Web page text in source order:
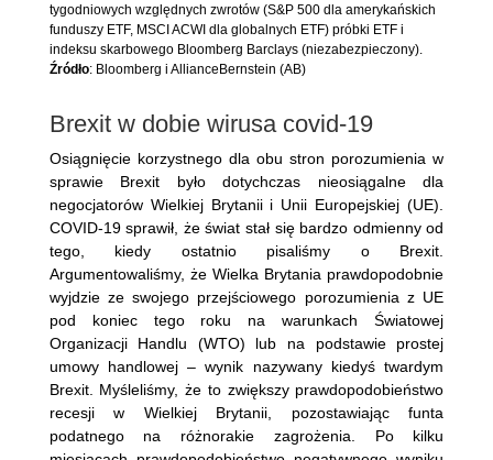
tygodniowych względnych zwrotów (S&P 500 dla amerykańskich
funduszy ETF, MSCI ACWI dla globalnych ETF) próbki ETF i
indeksu skarbowego Bloomberg Barclays (niezabezpieczony).
Źródło: Bloomberg i AllianceBernstein (AB)
Brexit w dobie wirusa covid-19
Osiągnięcie korzystnego dla obu stron porozumienia w
sprawie Brexit było dotychczas nieosiągalne dla
negocjatorów Wielkiej Brytanii i Unii Europejskiej (UE).
COVID-19 sprawił, że świat stał się bardzo odmienny od
tego, kiedy ostatnio pisaliśmy o Brexit.
Argumentowaliśmy, że Wielka Brytania prawdopodobnie
wyjdzie ze swojego przejściowego porozumienia z UE
pod koniec tego roku na warunkach Światowej
Organizacji Handlu (WTO) lub na podstawie prostej
umowy handlowej – wynik nazywany kiedyś twardym
Brexit. Myśleliśmy, że to zwiększy prawdopodobieństwo
recesji w Wielkiej Brytanii, pozostawiając funta
podatnego na różnorakie zagrożenia. Po kilku